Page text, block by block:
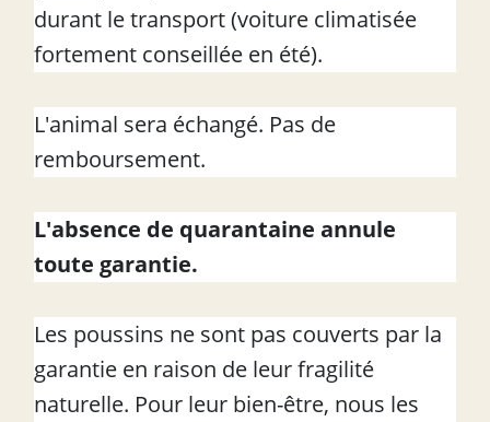
durant le transport (voiture climatisée
fortement conseillée en été).
L'animal sera échangé. Pas de
remboursement.
L'absence de quarantaine annule
toute garantie.
Les poussins ne sont pas couverts par la
garantie en raison de leur fragilité
naturelle. Pour leur bien-être, nous les